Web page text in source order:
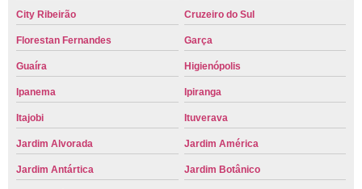
City Ribeirão Cruzeiro do Sul
Florestan Fernandes Garça
Guaíra Higienópolis
Ipanema Ipiranga
Itajobi Ituverava
Jardim Alvorada Jardim América
Jardim Antártica Jardim Botânico